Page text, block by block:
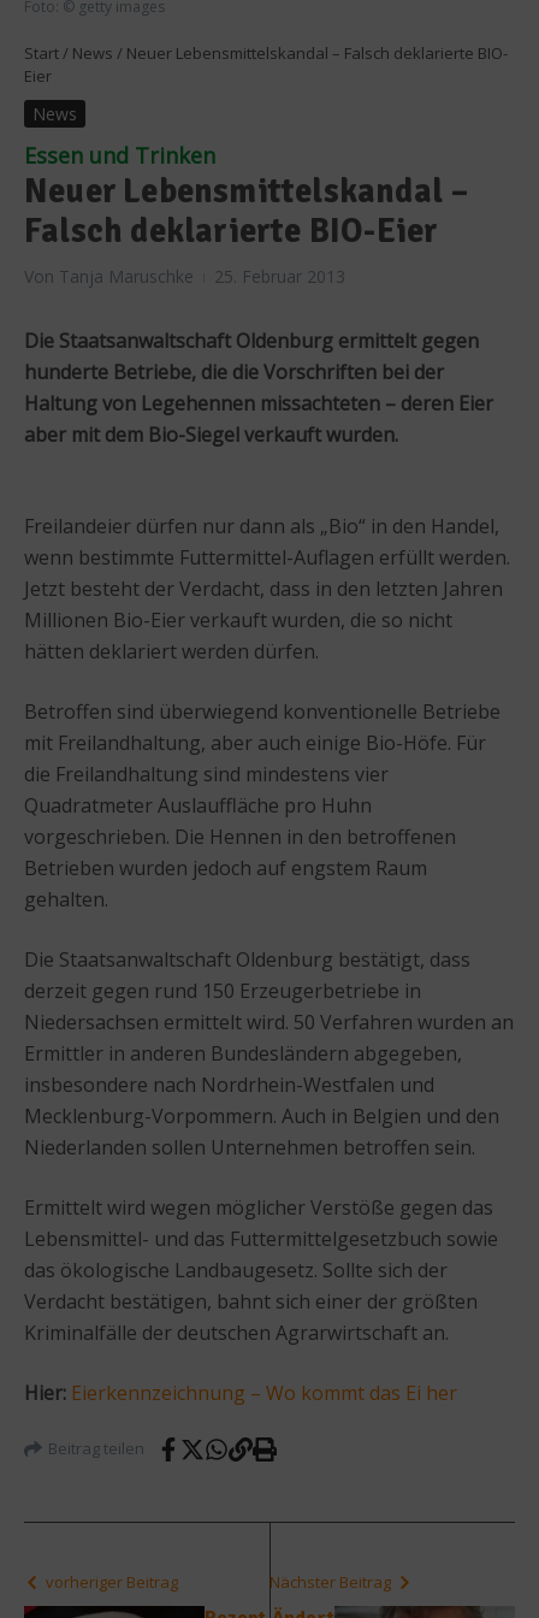
Foto: © getty images
Start / News / Neuer Lebensmittelskandal – Falsch deklarierte BIO-
Eier
News
Essen und Trinken
Neuer Lebensmittelskandal –
Falsch deklarierte BIO-Eier
Von Tanja Maruschke 25. Februar 2013
Die Staatsanwaltschaft Oldenburg ermittelt gegen
hunderte Betriebe, die die Vorschriften bei der
Haltung von Legehennen missachteten – deren Eier
aber mit dem Bio-Siegel verkauft wurden.
Freilandeier dürfen nur dann als „Bio“ in den Handel,
wenn bestimmte Futtermittel-Auflagen erfüllt werden.
Jetzt besteht der Verdacht, dass in den letzten Jahren
Millionen Bio-Eier verkauft wurden, die so nicht
hätten deklariert werden dürfen.
Betroffen sind überwiegend konventionelle Betriebe
mit Freilandhaltung, aber auch einige Bio-Höfe. Für
die Freilandhaltung sind mindestens vier
Quadratmeter Auslauffläche pro Huhn
vorgeschrieben. Die Hennen in den betroffenen
Betrieben wurden jedoch auf engstem Raum
gehalten.
Die Staatsanwaltschaft Oldenburg bestätigt, dass
derzeit gegen rund 150 Erzeugerbetriebe in
Niedersachsen ermittelt wird. 50 Verfahren wurden an
Ermittler in anderen Bundesländern abgegeben,
insbesondere nach Nordrhein-Westfalen und
Mecklenburg-Vorpommern. Auch in Belgien und den
Niederlanden sollen Unternehmen betroffen sein.
Ermittelt wird wegen möglicher Verstöße gegen das
Lebensmittel- und das Futtermittelgesetzbuch sowie
das ökologische Landbaugesetz. Sollte sich der
Verdacht bestätigen, bahnt sich einer der größten
Kriminalfälle der deutschen Agrarwirtschaft an.
Hier: Eierkennzeichnung – Wo kommt das Ei her
Beitrag teilen
vorheriger Beitrag Nächster Beitrag